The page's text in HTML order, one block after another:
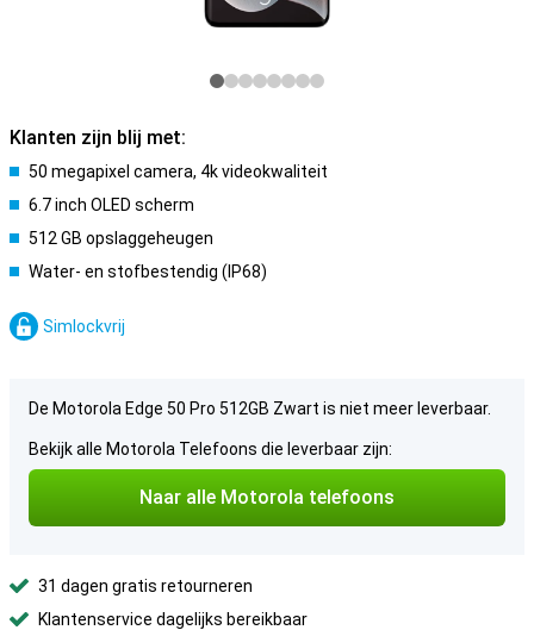
Klanten zijn blij met:
50 megapixel camera, 4k videokwaliteit
6.7 inch OLED scherm
512 GB opslaggeheugen
Water- en stofbestendig (IP68)
Simlockvrij
De Motorola Edge 50 Pro 512GB Zwart is niet meer leverbaar.
Bekijk alle Motorola Telefoons die leverbaar zijn:
Naar alle Motorola telefoons
31 dagen gratis retourneren
Klantenservice dagelijks bereikbaar